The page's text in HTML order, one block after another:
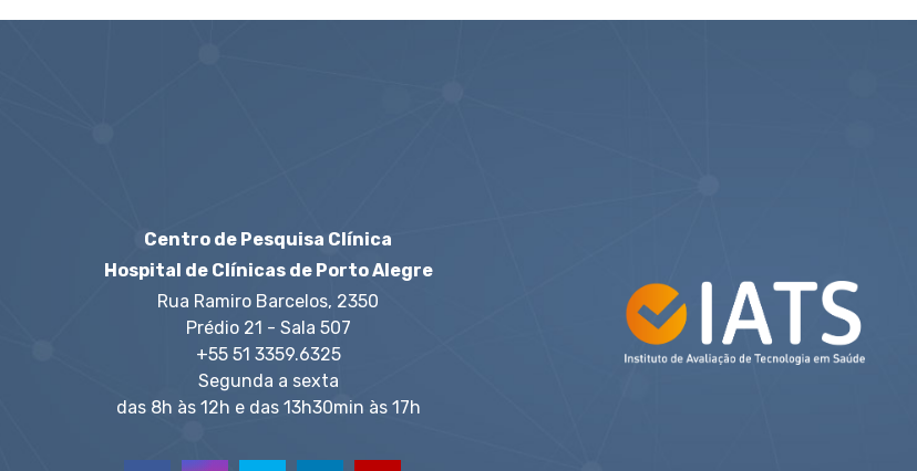
Centro de Pesquisa Clínica
Hospital de Clínicas de Porto Alegre
Rua Ramiro Barcelos, 2350
Prédio 21 - Sala 507
+55 51 3359.6325
Segunda a sexta
das 8h às 12h e das 13h30min às 17h